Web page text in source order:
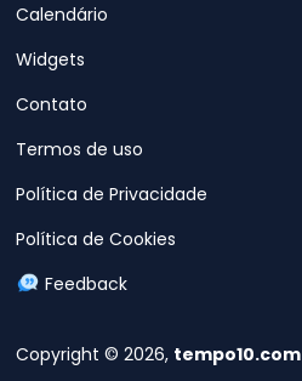
Copyright © 2026, tempo10.com
Calendário
Widgets
Contato
Termos de uso
Política de Privacidade
Política de Cookies
Feedback